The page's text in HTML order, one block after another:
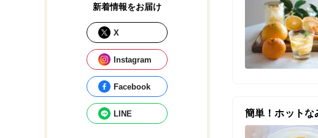
新着情報をお届け
X
Instagram
Facebook
LINE 簡単！ホットな